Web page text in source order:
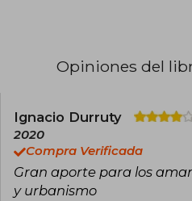
Es autor de
estudio que ha
para impulsar
sostenibles,
Opiniones del
Ignacio Durruty
2020
Compra Verificada
Gran aporte para los
y urbanismo